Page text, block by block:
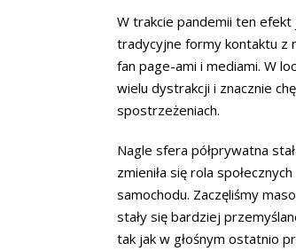
W trakcie pandemii ten
tradycyjne formy kontaktu z
fan page-ami i mediami. W
wielu dystrakcji i znacznie
spostrzeżeniach.
Nagle sfera półprywatna
zmieniła się rola
samochodu. Zaczęliśmy
stały się bardziej
tak jak w głośnym ostatnio